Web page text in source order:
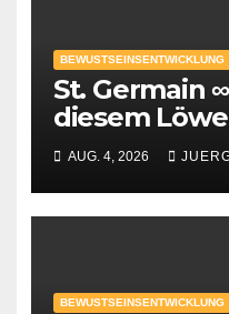
BEWUSTSEINSENTWICKLUNG
St. Germain
diesem
erwarten ist
AUG. 4, 2026
BEWUSTSEINSENTWICKLUNG